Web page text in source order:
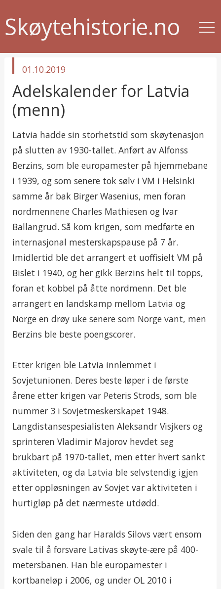
Skøytehistorie.no
published
01.10.2019
Adelskalender for Latvia
(menn)
Latvia hadde sin storhetstid som skøytenasjon
på slutten av 1930-tallet. Anført av Alfonss
Berzins, som ble europamester på hjemmebane
i 1939, og som senere tok sølv i VM i Helsinki
samme år bak Birger Wasenius, men foran
nordmennene Charles Mathiesen og Ivar
Ballangrud. Så kom krigen, som medførte en
internasjonal mesterskapspause på 7 år.
Imidlertid ble det arrangert et uoffisielt VM på
Bislet i 1940, og her gikk Berzins helt til topps,
foran et kobbel på åtte nordmenn. Det ble
arrangert en landskamp mellom Latvia og
Norge en drøy uke senere som Norge vant, men
Berzins ble beste poengscorer.
Etter krigen ble Latvia innlemmet i
Sovjetunionen. Deres beste løper i de første
årene etter krigen var Peteris Strods, som ble
nummer 3 i Sovjetmeskerskapet 1948.
Langdistansespesialisten Aleksandr Visjkers og
sprinteren Vladimir Majorov hevdet seg
brukbart på 1970-tallet, men etter hvert sankt
aktiviteten, og da Latvia ble selvstendig igjen
etter oppløsningen av Sovjet var aktiviteten i
hurtigløp på det nærmeste utdødd.
Siden den gang har Haralds Silovs vært ensom
svale til å forsvare Lativas skøyte-ære på 400-
metersbanen. Han ble europamester i
kortbaneløp i 2006, og under OL 2010 i